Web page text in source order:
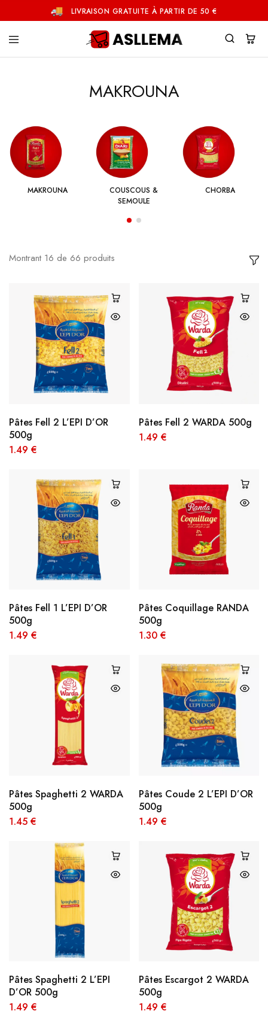
LIVRAISON GRATUITE À PARTIR DE 50 €
MAKROUNA
MAKROUNA
COUSCOUS &
SEMOULE
CHORBA
Montrant 16 de 66 produits
Pâtes Fell 2 L’EPI D’OR
500g
1.49 €
Pâtes Fell 2 WARDA 500g
1.49 €
Pâtes Fell 1 L’EPI D’OR
500g
1.49 €
Pâtes Coquillage RANDA
500g
1.30 €
Pâtes Spaghetti 2 WARDA
500g
1.45 €
Pâtes Coude 2 L’EPI D’OR
500g
1.49 €
Pâtes Spaghetti 2 L’EPI
D’OR 500g
1.49 €
Pâtes Escargot 2 WARDA
500g
1.49 €